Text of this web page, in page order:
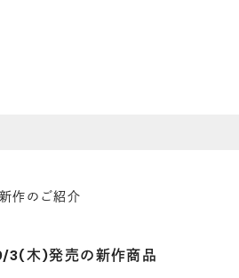
新作のご紹介
3(木)発売の新作商品